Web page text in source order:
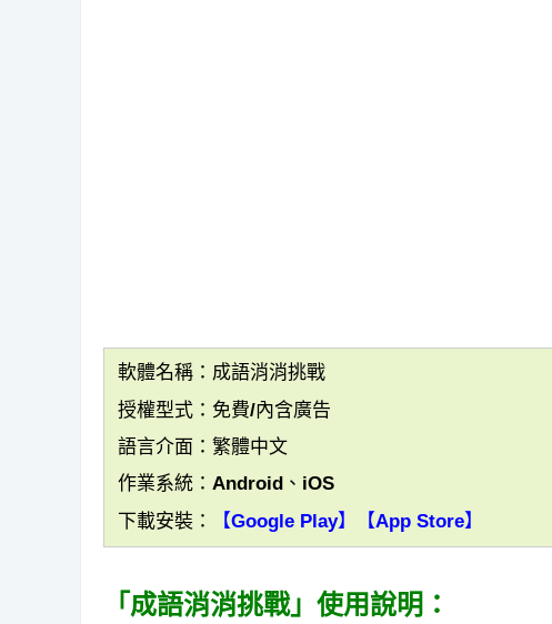
軟體名稱：成語消消挑戰
授權型式：免費/內含廣告
語言介面：繁體中文
作業系統：Android、iOS
下載安裝：
【Google Play】 【App Store】
「成語消消挑戰」使用說明：